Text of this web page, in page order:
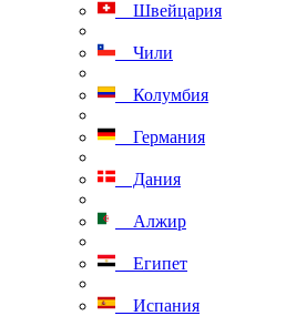
Швейцария
Чили
Колумбия
Германия
Дания
Алжир
Египет
Испания